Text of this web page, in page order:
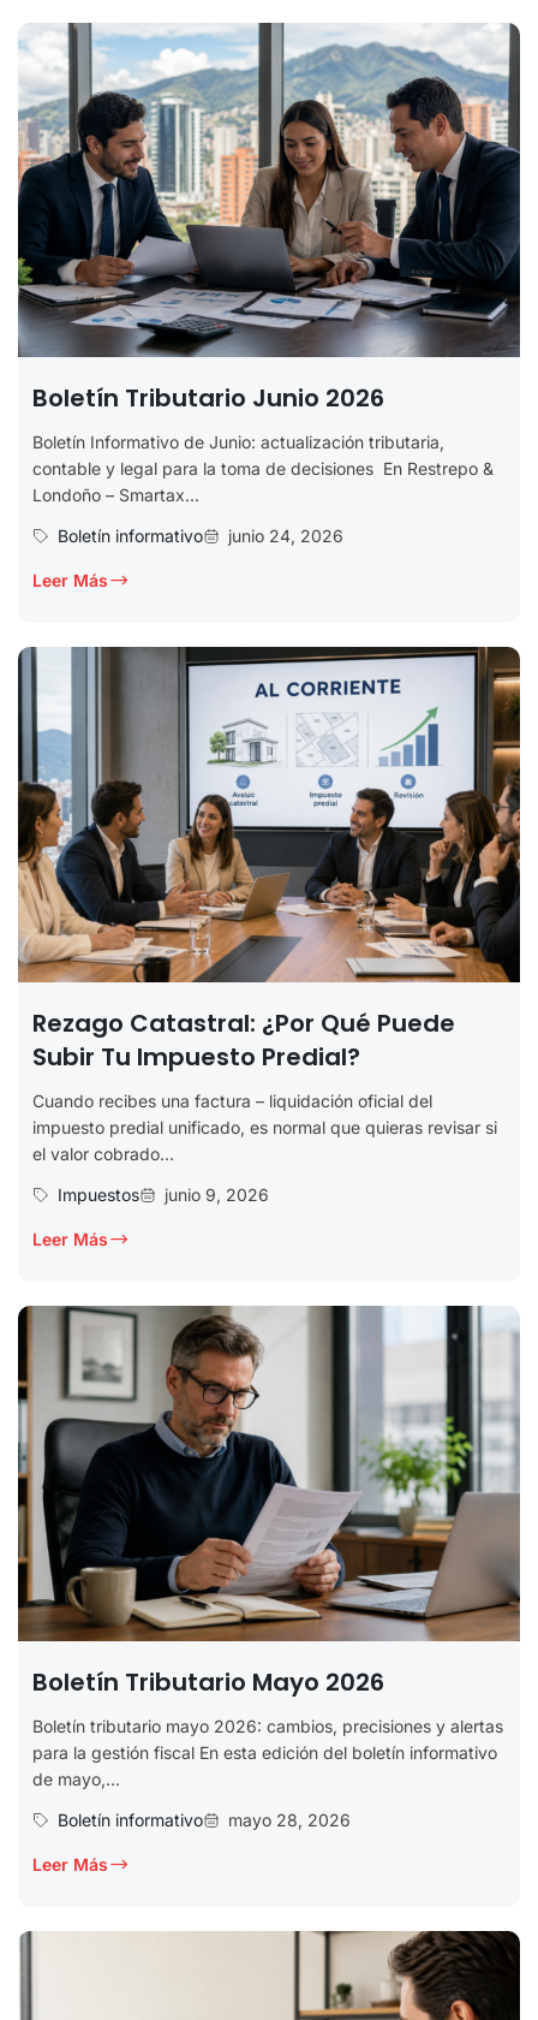
Boletín Tributario Junio 2026
Boletín Informativo de Junio: actualización tributaria,
contable y legal para la toma de decisiones En Restrepo &
Londoño – Smartax...
Boletín informativo
junio 24, 2026
Leer Más
Rezago Catastral: ¿por Qué Puede
Subir Tu Impuesto Predial?
Cuando recibes una factura – liquidación oficial del
impuesto predial unificado, es normal que quieras revisar si
el valor cobrado...
Impuestos
junio 9, 2026
Leer Más
Boletín Tributario Mayo 2026
Boletín tributario mayo 2026: cambios, precisiones y alertas
para la gestión fiscal En esta edición del boletín informativo
de mayo,...
Boletín informativo
mayo 28, 2026
Leer Más